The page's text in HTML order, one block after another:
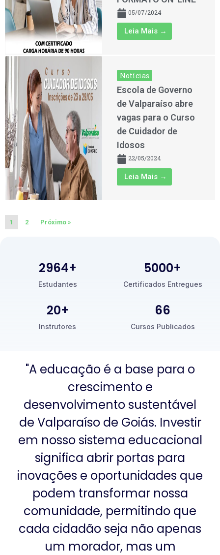
05/07/2024
Leia Mais →
Notícias
Escola de Governo
de Valparaíso abre
vagas para o Curso
de Cuidador de
Idosos
22/05/2024
Leia Mais →
1 2 Próximo »
Estudantes
3000+
Certificados Entregues
5000+
Instrutores
20+
Cursos Publicados
66
"A educação é a base para o
crescimento e
desenvolvimento sustentável
de Valparaíso de Goiás. Investir
em nosso sistema educacional
significa abrir portas para
inovações e oportunidades que
podem transformar nossa
comunidade, permitindo que
cada cidadão seja não apenas
um morador, mas um